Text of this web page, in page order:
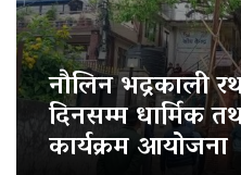
नौलिन भद्रकाली
दिनसम्म धार्मिक
कार्यक्रम आयोजना